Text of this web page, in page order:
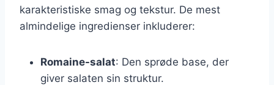
karakteristiske smag og tekstur. De mest
almindelige ingredienser inkluderer:
Romaine-salat: Den sprøde base, der
giver salaten sin struktur.